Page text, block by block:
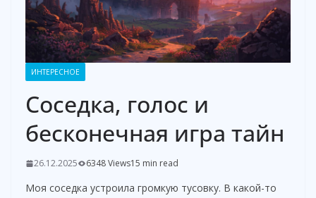
ИНТЕРЕСНОЕ
Соседка, голос и
бесконечная игра тайн
26.12.2025 6348 Views15 min read
Моя соседка устроила громкую тусовку. В какой-то